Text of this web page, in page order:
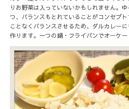
りお野菜は入っていないかもしれません。
つ、バランスもとれていることがコンセプ
ことなくバランスさせるため、ダルカレー
作ります。一つの鍋・フライパンでオーケー